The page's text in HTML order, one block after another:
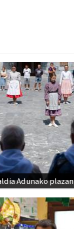
Adunako plazan